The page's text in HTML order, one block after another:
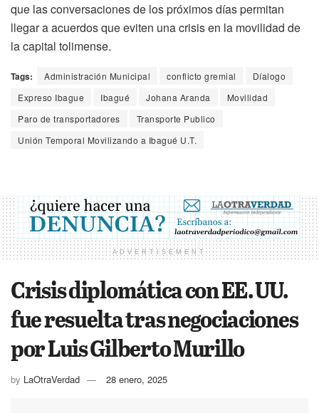
que las conversaciones de los próximos días permitan
llegar a acuerdos que eviten una crisis en la movilidad de
la capital tolimense.
Tags: Administración Municipal conflicto gremial
Díalogo
Expreso Ibague
Ibagué Johana Aranda
Movilidad
Paro de transportadores
Transporte Publico
Unión Temporal Movilizando a Ibagué U.T.
ADVERTISEMENT
Crisis diplomática con EE. UU.
fue resuelta tras negociaciones
por Luis Gilberto Murillo
by LaOtraVerdad 28 enero, 2025